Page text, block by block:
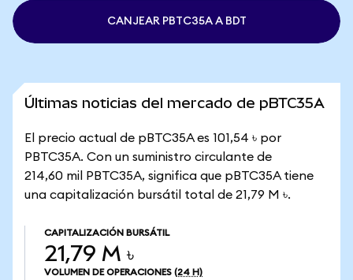
CANJEAR PBTC35A A BDT
Últimas noticias del mercado de pBTC35A
El precio actual de pBTC35A es 101,54 ৳ por
PBTC35A. Con un suministro circulante de
214,60 mil PBTC35A, significa que pBTC35A tiene
una capitalización bursátil total de 21,79 M ৳.
CAPITALIZACIÓN BURSÁTIL
21,79 M ৳
VOLUMEN DE OPERACIONES (24 H)